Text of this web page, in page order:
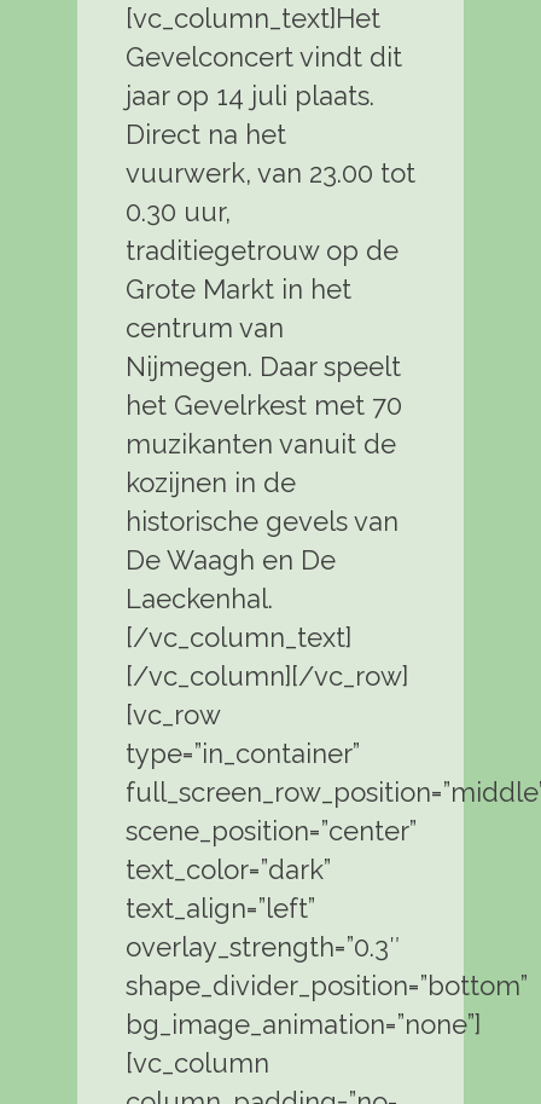
[vc_column_text]Het
Gevelconcert vindt dit
jaar op 14 juli plaats.
Direct na het
vuurwerk, van 23.00 tot
0.30 uur,
traditiegetrouw op de
Grote Markt in het
centrum van
Nijmegen. Daar speelt
het Gevelrkest met 70
muzikanten vanuit de
kozijnen in de
historische gevels van
De Waagh en De
Laeckenhal.
[/vc_column_text]
[/vc_column][/vc_row]
[vc_row
type=”in_container”
scene_position=”center”
text_color=”dark”
text_align=”left”
overlay_strength=”0.3″
shape_divider_position=”bottom”
bg_image_animation=”none”]
[vc_column